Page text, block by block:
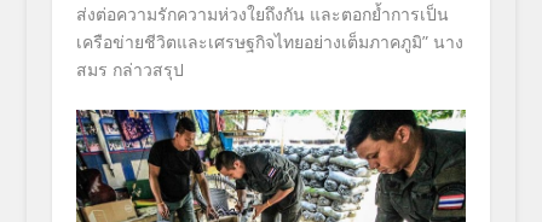
ส่งต่อความรักความห่วงใยถึงกัน และตอกย้ำการเป็น
เครือข่ายชีวิตและเศรษฐกิจไทยอย่างเต็มภาคภูมิ” นาง
สมร กล่าวสรุป